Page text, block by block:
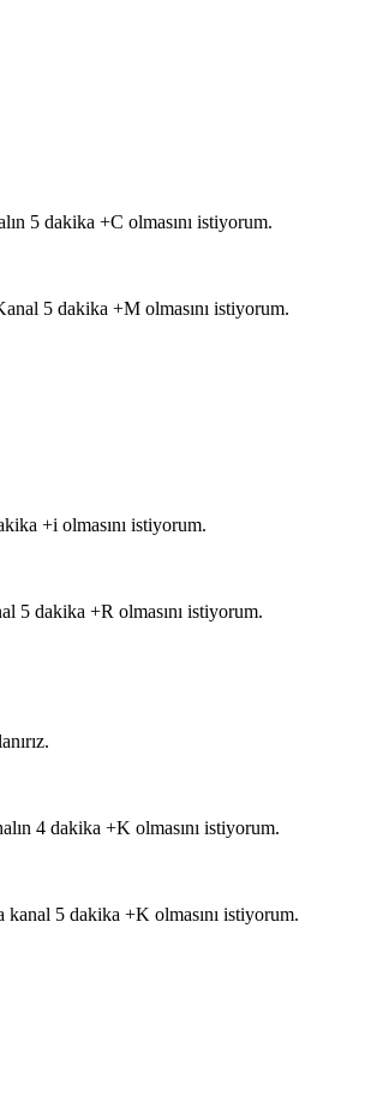
5 dakika +C olmasını istiyorum.
5 dakika +M olmasını istiyorum.
+i olmasını istiyorum.
5 dakika +R olmasını istiyorum.
4 dakika +K olmasını istiyorum.
kanal 5 dakika +K olmasını istiyorum.